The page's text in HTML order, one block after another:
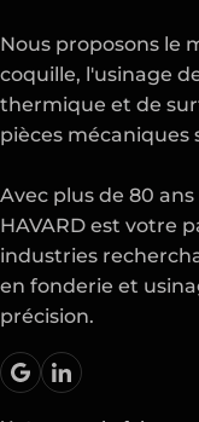
Nous proposons le
coquille, l'usinage
thermique et de
pièces mécaniques
Avec plus de 80
HAVARD est votre
industries
en fonderie et
précision.